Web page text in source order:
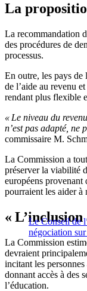
La
La recommandation
des procédures de
processus.
En outre, les pays de
de l’aide au revenu
rendant plus flexible
« Le niveau du
n’est pas adapté, ne
commissaire M.
La Commission a
préserver la viabilité
européens
pourraient les aider à
Le Conseil de
négociation
« L’inclusion
La Commission
devraient
incitant les
donnant accès à des
l’éducation.